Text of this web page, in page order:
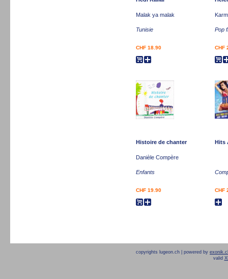
Malak ya malak
Tunisie
CHF 18.90
Pop
CHF
Histoire de chanter
Danièle Compère
Enfants
CHF 19.90
Hits
CHF
copyrights lugeon.ch | powered by
valid